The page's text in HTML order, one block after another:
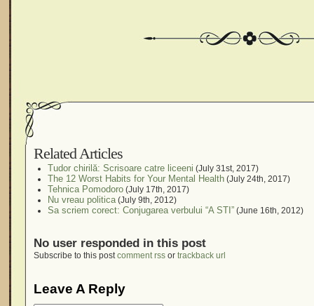
Related Articles
Tudor chirilă: Scrisoare catre liceeni (July 31st, 2017)
The 12 Worst Habits for Your Mental Health (July 24th, 2017)
Tehnica Pomodoro (July 17th, 2017)
Nu vreau politica(July 9th, 2012)
Sa scriem corect: Conjugarea verbului “A STI” (June 16th, 2012)
No user responded in this post
Subscribe to this postcomment rss or trackback url
Leave A Reply